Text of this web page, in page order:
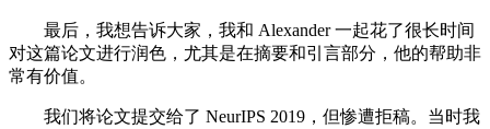
最后，我想告诉大家，我和 Alexander 一起花了很长时间
对这篇论文进行润色，尤其是在摘要和引言部分，他的帮助非
常有价值。
我们将论文提交给了 NeurIPS 2019，但惨遭拒稿。当时我